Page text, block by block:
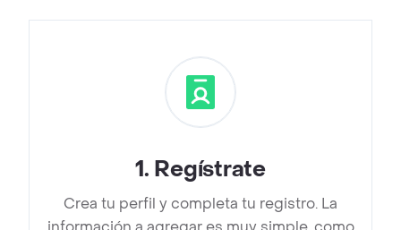
1. Regístrate
Crea tu perfil y completa tu registro. La